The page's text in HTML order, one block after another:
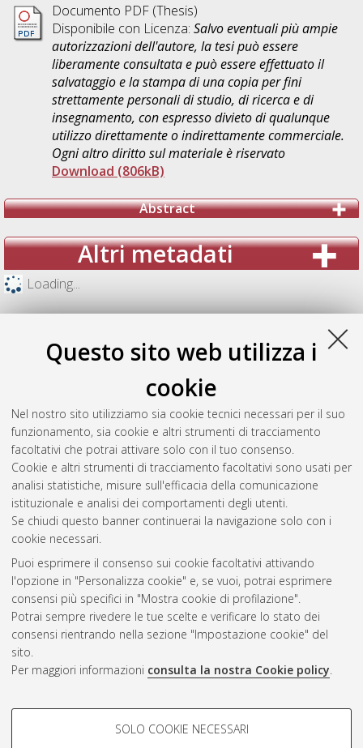
Questo sito web utilizza i
cookie
Nel nostro sito utilizziamo sia cookie tecnici necessari per il suo
funzionamento, sia cookie e altri strumenti di tracciamento
facoltativi che potrai attivare solo con il tuo consenso.
Cookie e altri strumenti di tracciamento facoltativi sono usati per
analisi statistiche, misure sull'efficacia della comunicazione
istituzionale e analisi dei comportamenti degli utenti.
Se chiudi questo banner continuerai la navigazione solo con i
cookie necessari.
Puoi esprimere il consenso sui cookie facoltativi attivando
l'opzione in "Personalizza cookie" e, se vuoi, potrai esprimere
consensi più specifici in "Mostra cookie di profilazione".
Potrai sempre rivedere le tue scelte e verificare lo stato dei
consensi rientrando nella sezione "Impostazione cookie" del
sito.
Per maggiori informazioni consulta la nostra Cookie policy.
COOKIE DI PROFILAZIONE -
SOLO COOKIE NECESSARI
Documento PDF (Thesis)
Disponibile con Licenza: Salvo eventuali più ampie
autorizzazioni dell'autore, la tesi può essere
liberamente consultata e può essere effettuato il
salvataggio e la stampa di una copia per fini
strettamente personali di studio, di ricerca e di
insegnamento, con espresso divieto di qualunque
utilizzo direttamente o indirettamente commerciale.
Ogni altro diritto sul materiale è riservato
Download (806kB)
Abstract
Altri metadati
Loading...
Gestione del documento:
Atom
Rss 1.0
Rss 2.0
AMS Laurea
Impostazioni Cookie
Informativa sulla privacy